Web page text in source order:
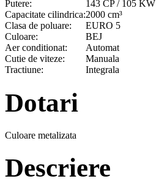
Putere:
143 CP / 105 KW
Capacitate cilindrica:2000 cm³
Clasa de poluare:
EURO 5
Culoare:
BEJ
Aer conditionat:
Automat
Cutie de viteze:
Manuala
Tractiune:
Integrala
Dotari
Culoare metalizata
Descriere